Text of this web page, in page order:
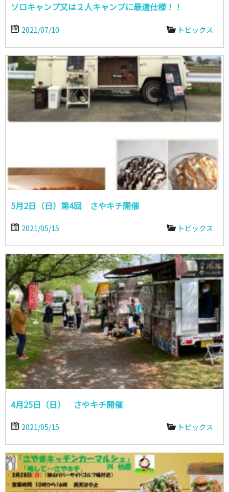
ソロキャンプ又は２人キャンプに最適仕様！！
2021/07/10 トピックス
5月2日（日）第4回 さやキチ開催
2021/05/15 トピックス
4月25日（日） さやキチ開催
2021/05/15 トピックス